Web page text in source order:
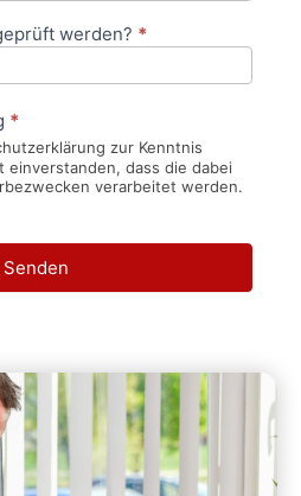
werden? *
*
zur Kenntnis
einverstanden, dass die dabei
verarbeitet werden.
Senden